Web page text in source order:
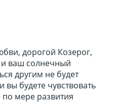
дорогой Козерог,
и ваш солнечный
другим не будет
вы будете чувствовать
мере развития